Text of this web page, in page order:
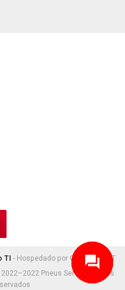
TI - Hospedado por Gallo TI HOST
Pneus Serv Car. Todos